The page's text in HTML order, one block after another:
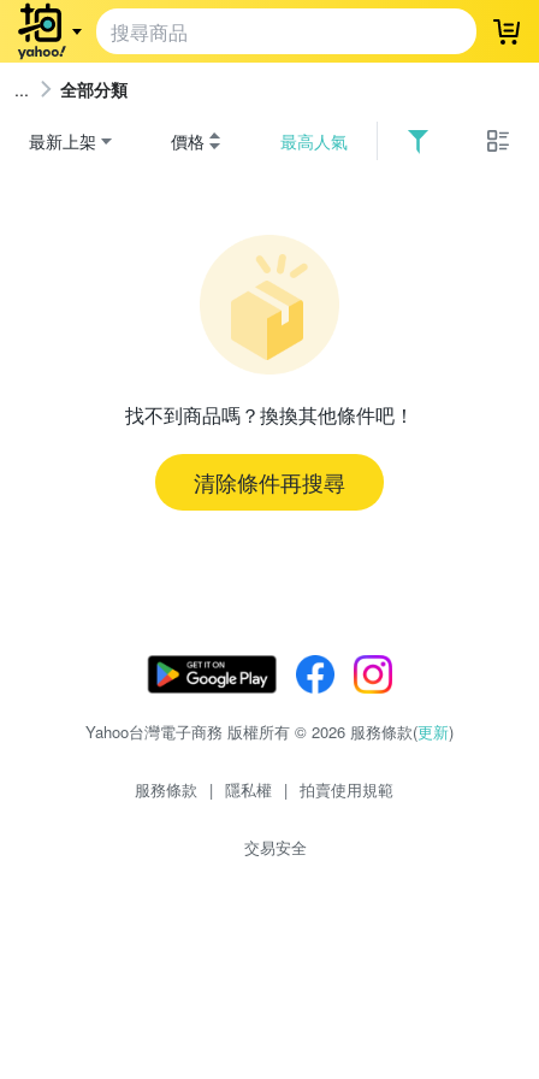
登
全部分類
最新上架 價格 最高人氣
找不到商品嗎？換換其他條件吧！
清除條件再搜尋
Yahoo台灣電子商務 版權所有 © 2026 服務條款(更新)
服務條款 | 隱私權 | 拍賣使用規範
交易安全